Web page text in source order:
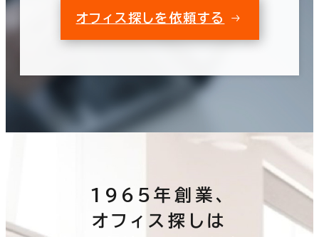
オフィス探しを依頼する
1965年創業、
オフィス探しは